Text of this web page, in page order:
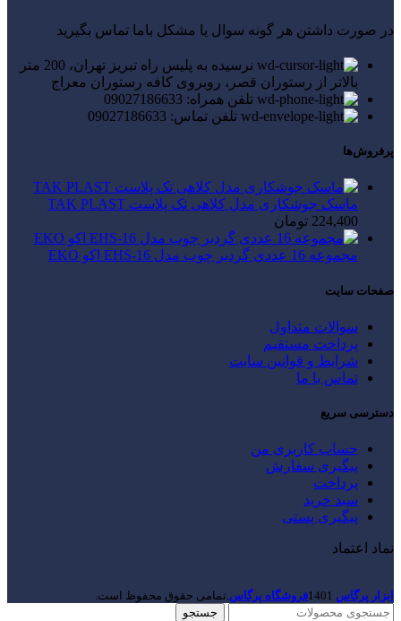
در صورت داشتن هر گونه سوال یا مشکل باما تماس بگیرید
نرسیده به پلیس راه تبریز تهران، 200 متر
بالاتر از رستوران قصر، روبروی کافه رستوران معراج
تلفن همراه: 09027186633
تلفن تماس: 09027186633
پرفروش‌ها
ماسک جوشکاری مدل کلاهی تک پلاست TAK PLAST
224,400 تومان
مجموعه 16 عددی گردبر چوب مدل EHS-16 اکو EKO
صفحات سایت
سوالات متداول
پرداخت مستقیم
شرایط و قوانین سایت
تماس با ما
دسترسی سریع
حساب کاربری من
پیگیری سفارش
پرداخت
سبد خرید
پیگیری پستی
نماد اعتماد
ابزار پرگاس 1401فروشگاه پرگاس.تمامی حقوق محفوظ است.
جستجو